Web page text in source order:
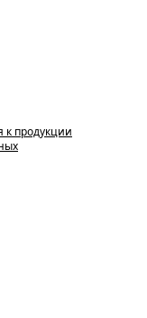
к продукции